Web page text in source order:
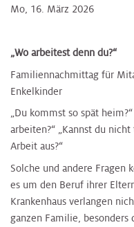
Mo, 16. März 2026
​„Wo arbeitest denn du?“
Familiennachmittag für
Enkelkinder​
„Du kommst so spät
arbeiten?“ „Kannst du
Arbeit aus?“
Solche und andere Fragen
es um den Beruf ihrer
Krankenhaus verlangen
ganzen Familie, besonders